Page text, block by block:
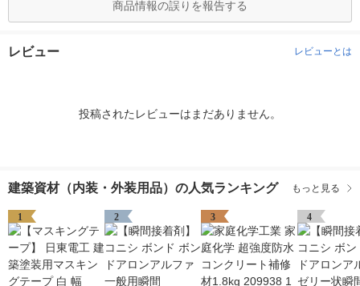
商品情報の誤りを報告する
レビュー レビューとは
投稿されたレビューはまだありません。
建築資材（内装・外装用品）の人気ランキング もっと見る
1 2 3 4